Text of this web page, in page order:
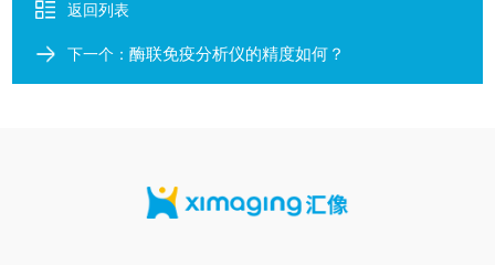
返回列表
下一个：酶联免疫分析仪的精度如何？